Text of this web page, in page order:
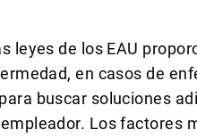
leyes de los EAU
en casos de
buscar soluciones
Los factores